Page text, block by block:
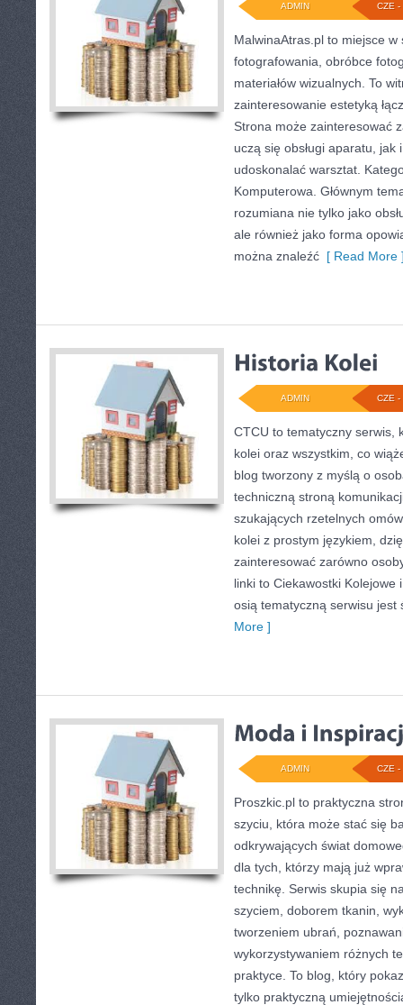
CZE -
ADMIN
MalwinaAtras.pl to miejsce
fotografowania, obróbce
materiałów wizualnych. To
zainteresowanie estetyką
Strona może zainteresować
uczą się obsługi aparatu, jak
udoskonalać warsztat.
Komputerowa. Głównym
rozumiana nie tylko jako
ale również jako forma
można znaleźć [ Read More
CZE -
ADMIN
CTCU to tematyczny serwis,
kolei oraz wszystkim, co
blog tworzony z myślą o
techniczną stroną
szukających rzetelnych
kolei z prostym językiem,
zainteresować zarówno
linki to Ciekawostki Kolejowe
osią tematyczną serwisu jest
More ]
CZE -
ADMIN
Proszkic.pl to praktyczna
szyciu, która może stać się
odkrywających świat
dla tych, którzy mają już
technikę. Serwis skupia się
szyciem, doborem tkanin,
tworzeniem ubrań,
wykorzystywaniem różnych
praktyce. To blog, który
tylko praktyczną